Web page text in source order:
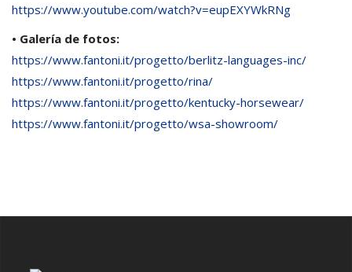
https://www.youtube.com/watch?v=eupEXYWkRNg
• Galería de fotos:
https://www.fantoni.it/progetto/berlitz-languages-inc/
https://www.fantoni.it/progetto/rina/
https://www.fantoni.it/progetto/kentucky-horsewear/
https://www.fantoni.it/progetto/wsa-showroom/